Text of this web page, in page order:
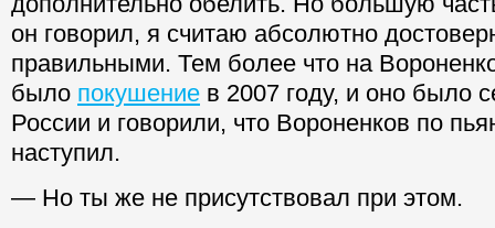
он говорил, я считаю абсолютно
правильными. Тем более что на
было покушение в 2007 году, и оно было
России и говорили, что Вороненков по
наступил.
— Но ты же не присутствовал при этом.